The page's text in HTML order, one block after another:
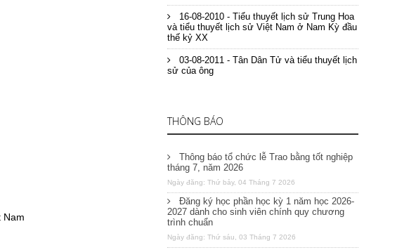
Nam
16-08-2010 - Tiểu thuyết lịch sử Trung Hoa
và tiểu thuyết lịch sử Việt Nam ở Nam Kỳ đầu
thế kỷ XX
03-08-2011 - Tân Dân Tử và tiểu thuyết lịch
sử của ông
THÔNG BÁO
Thông báo tổ chức lễ Trao bằng tốt nghiệp
tháng 7, năm 2026
Ngày đăng: Thứ bảy, 04 Tháng 7 2026
Đăng ký học phần học kỳ 1 năm học 2026-
2027 dành cho sinh viên chính quy chương
trình chuẩn
Ngày đăng: Thứ sáu, 03 Tháng 7 2026